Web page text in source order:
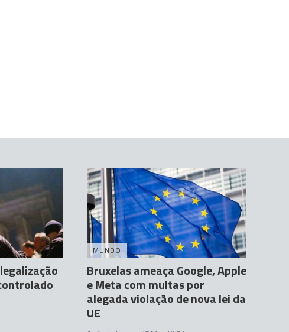
MUNDO
Bruxelas ameaça Google, Apple
e Meta com multas por
alegada violação de nova lei da
UE